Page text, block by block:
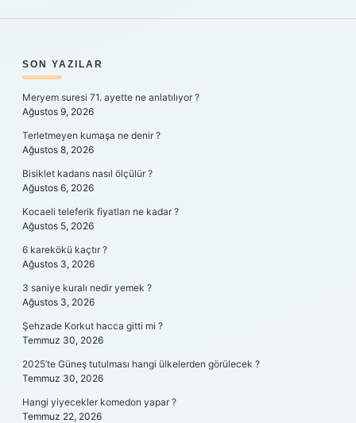
SIDEBAR
SON YAZILAR
Meryem suresi 71. ayette ne anlatılıyor ?
Ağustos 9, 2026
Terletmeyen kumaşa ne denir ?
Ağustos 8, 2026
Bisiklet kadans nasıl ölçülür ?
Ağustos 6, 2026
Kocaeli teleferik fiyatları ne kadar ?
Ağustos 5, 2026
6 karekökü kaçtır ?
Ağustos 3, 2026
3 saniye kuralı nedir yemek ?
Ağustos 3, 2026
Şehzade Korkut hacca gitti mi ?
Temmuz 30, 2026
2025’te Güneş tutulması hangi ülkelerden görülecek ?
Temmuz 30, 2026
Hangi yiyecekler komedon yapar ?
Temmuz 22, 2026